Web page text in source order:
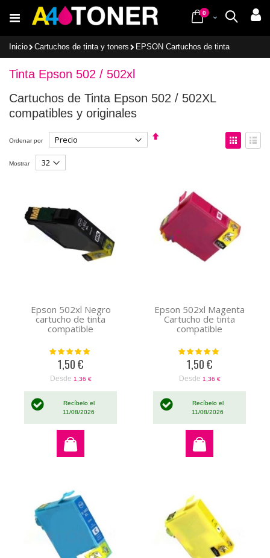
al
contenido
Buscar
Cart
0items
Inicio Cartuchos de tinta y toners EPSON Cartuchos de tinta
Tinta Epson 502 / 502xl
Cartuchos de Tinta Epson 502 / 502XL
compatibles y originales
Ordenar por
Fijar
Ver
como
Mostrar
Epson 502xl Negro
cartucho de tinta
compatible
Valoración:
1,50 €
Desde 1,36 €
Recíbelo el
11/08/2026
Epson 502xl Magenta
Cartucho de tinta
compatible
Valoración:
1,50 €
Desde 1,36 €
Recíbelo el
11/08/2026